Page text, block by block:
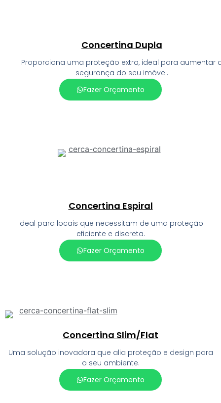
Concertina Dupla
Proporciona uma proteção extra, ideal para aumentar
segurança do seu imóvel.
Fazer Orçamento
Concertina Espiral
Ideal para locais que necessitam de uma proteção
eficiente e discreta.
Fazer Orçamento
Concertina Slim/Flat
Uma solução inovadora que alia proteção e design para
o seu ambiente.
Fazer Orçamento